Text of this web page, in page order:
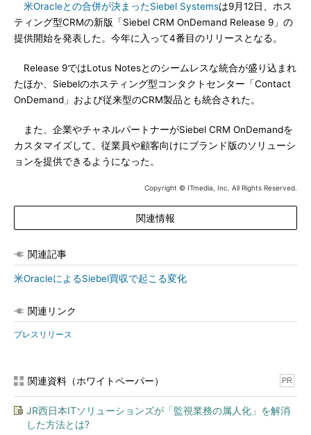
米Oracleとの合併が決まったSiebel Systemsは9月12日、ホス
ティング型CRMの新版「Siebel CRM OnDemand Release 9」の
提供開始を発表した。今年に入って4番目のリリースとなる。
Release 9ではLotus Notesとのシームレスな統合が盛り込まれ
たほか、Siebelのホスティング型コンタクトセンター「Contact
OnDemand」および従来型のCRM製品とも統合された。
また、企業やチャネルパートナーがSiebel CRM OnDemandを
カスタマイズして、従業員や顧客向けにブランド版のソリューシ
ョンを提供できるようになった。
Copyright © ITmedia, Inc. All Rights Reserved.
関連情報
関連記事
米OracleによるSiebel買収で起こる変化
関連リンク
プレスリリース
関連資料（ホワイトペーパー） PR
JR西日本ITソリューションズが「監視業務の属人化」を解消
した方法とは?